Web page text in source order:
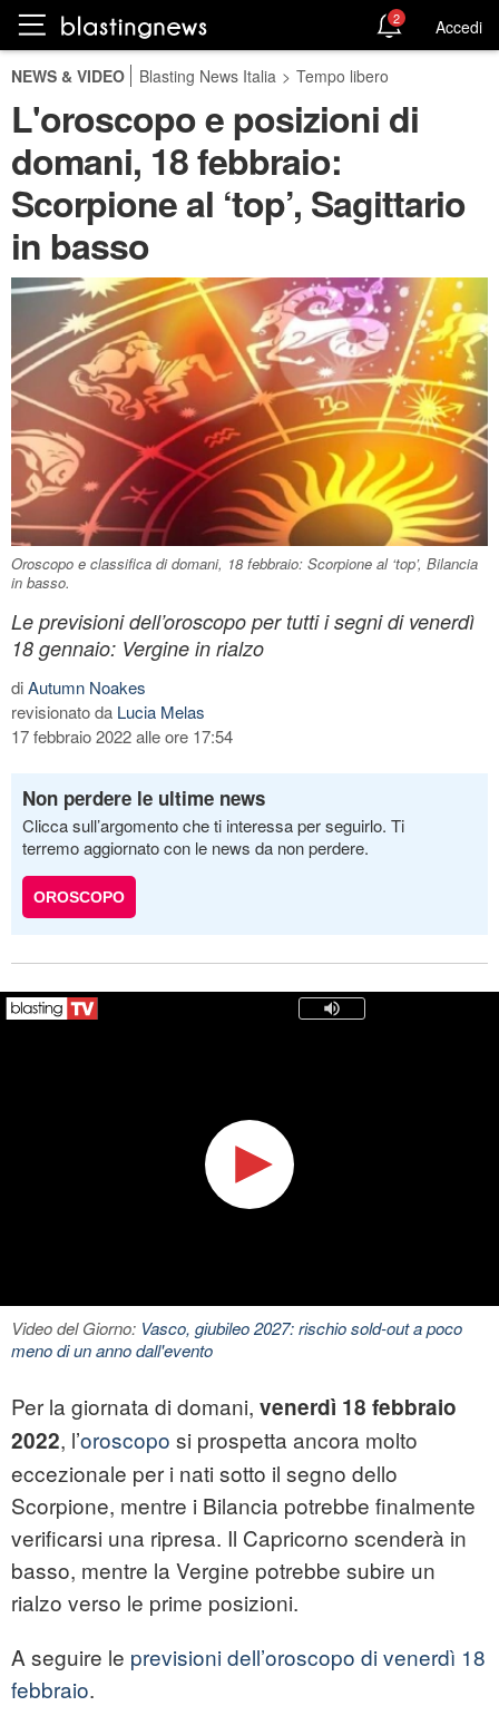
2 Accedi
NEWS & VIDEO Blasting News Italia > Tempo libero
L'oroscopo e posizioni di
domani, 18 febbraio:
Scorpione al ‘top’, Sagittario
in basso
Oroscopo e classifica di domani, 18 febbraio: Scorpione al ‘top’, Bilancia
in basso.
Le previsioni dell’oroscopo per tutti i segni di venerdì
18 gennaio: Vergine in rialzo
diAutumn Noakes
revisionato da Lucia Melas
17 febbraio 2022 alle ore 17:54
Non perdere le ultime news
Clicca sull’argomento che ti interessa per seguirlo. Ti
terremo aggiornato con le news da non perdere.
OROSCOPO
Video del Giorno: Vasco, giubileo 2027: rischio sold-out a poco
meno di un anno dall'evento
Per la giornata di domani, venerdì 18 febbraio
2022, l’oroscopo si prospetta ancora molto
eccezionale per i nati sotto il segno dello
Scorpione, mentre i Bilancia potrebbe finalmente
verificarsi una ripresa. Il Capricorno scenderà in
basso, mentre la Vergine potrebbe subire un
rialzo verso le prime posizioni.
A seguire le previsioni dell’oroscopo di venerdì 18
febbraio.